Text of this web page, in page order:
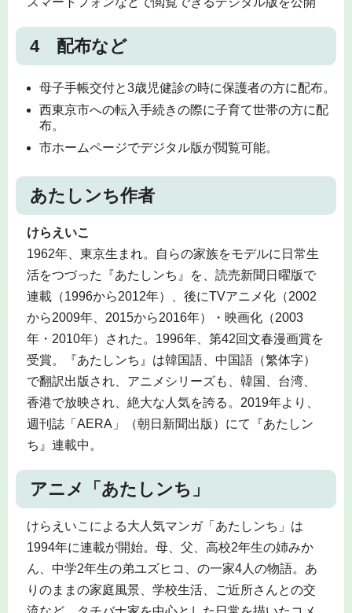
4 配布など
母子手帳交付と3歳児健診の時に保護者の方に配布。
西東京市への転入手続きの際に子育て世帯の方に配
布。
市ホームページでデジタル版が閲覧可能。
あたしンち作者
けらえいこ
1962年、東京生まれ。自らの家族をモデルに日常生
活をつづった『あたしンち』を、読売新聞日曜版で
連載（1996から2012年）、後にTVアニメ化（2002
から2009年、2015から2016年）・映画化（2003
年・2010年）された。1996年、第42回文春漫画賞を
受賞。『あたしンち』は韓国語、中国語（繁体字）
で翻訳出版され、アニメシリーズも、韓国、台湾、
香港で放映され、絶大な人気を誇る。2019年より、
週刊誌「AERA」（朝日新聞出版）にて『あたしン
ち』連載中。
アニメ「あたしンち」
けらえいこによる大人気マンガ「あたしンち」は
1994年に連載が開始。母、父、高校2年生の姉みか
ん、中学2年生の弟ユズヒコ、の一家4人の物語。あ
りのままの家庭風景、学校生活、ご近所さんとの交